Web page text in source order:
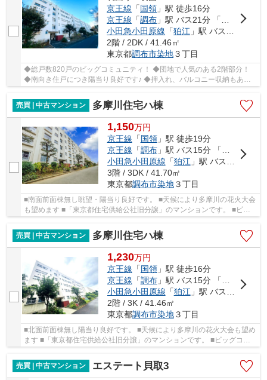
京王線 「国領 」駅 徒歩16分
京王線 「調布 」駅 バス21分 「調布第三中学校」 停歩3分
小田急小田原線 「狛江 」駅 バス11分 「多摩川住宅中央」 停歩5分
2階 / 2DK / 41.46㎡
東京都調布市染地３丁目
◆総戸数820戸のビッグコミュニティ！ ◆団地で人気のある2階部分！
◆南向き住戸につき陽当り良好です♪ ◆押入れ、バルコニー収納もあり
売買 | 中古マンション
多摩川住宅ハ棟
1,150万円
京王線 「国領」駅 徒歩19分
京王線 「調布」駅 バス15分 「多摩川住宅中央」 停歩2分
小田急小田原線 「狛江 」駅 バス10分 「多摩川住宅中央」 停歩2分
3階 / 3DK / 41.70㎡
東京都調布市染地３丁目
■南面前面棟無し眺望・陽当り良好です。 ■天候により多摩川の花火大会
も望めます ■「東京都住宅供給公社旧分譲」のマンションです。 ■ビッ
売買 | 中古マンション
多摩川住宅ハ棟
1,230万円
京王線 「国領」駅 徒歩16分
京王線 「調布」駅 バス15分 「公園前」 停歩1分
小田急小田原線 「狛江 」駅 バス10分 「多摩川住宅中央」 停歩5分
2階 / 3K / 41.46㎡
東京都調布市染地３丁目
■北面前面棟無し陽当り良好です。 ■天候により多摩川の花火大会も望め
ます ■「東京都住宅供給公社旧分譲」のマンションです。 ■ビッグコミ
売買 | 中古マンション
エステート貝取3